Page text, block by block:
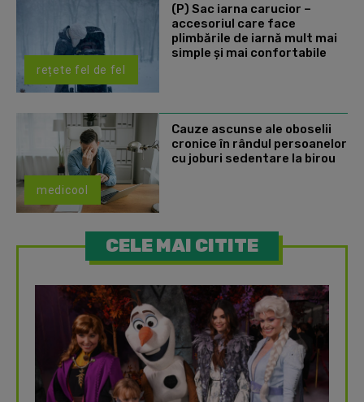
rețete fel de fel
(P) Sac iarna carucior –
accesoriul care face
plimbările de iarnă mult mai
simple și mai confortabile
medicool
Cauze ascunse ale oboselii
cronice în rândul persoanelor
cu joburi sedentare la birou
CELE MAI CITITE